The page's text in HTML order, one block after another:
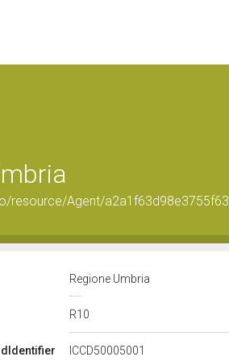
resource/Agent/
Regione Umbria
R10
ICCD50005001